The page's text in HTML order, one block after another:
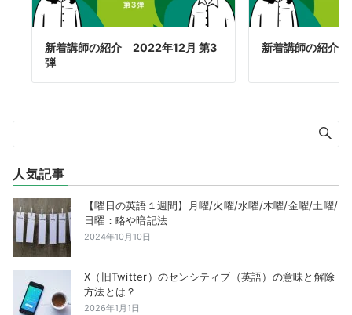
新着講師の紹介 2022年12月 第3
弾
新着講師の紹介
人気記事
【曜日の英語１週間】月曜/火曜/水曜/木曜/金曜/土曜/
日曜：略や暗記法
2024年10月10日
X（旧Twitter）のセンシティブ（英語）の意味と解除
方法とは？
2026年1月1日